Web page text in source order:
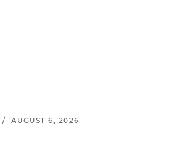
/ AUGUST 6, 2026